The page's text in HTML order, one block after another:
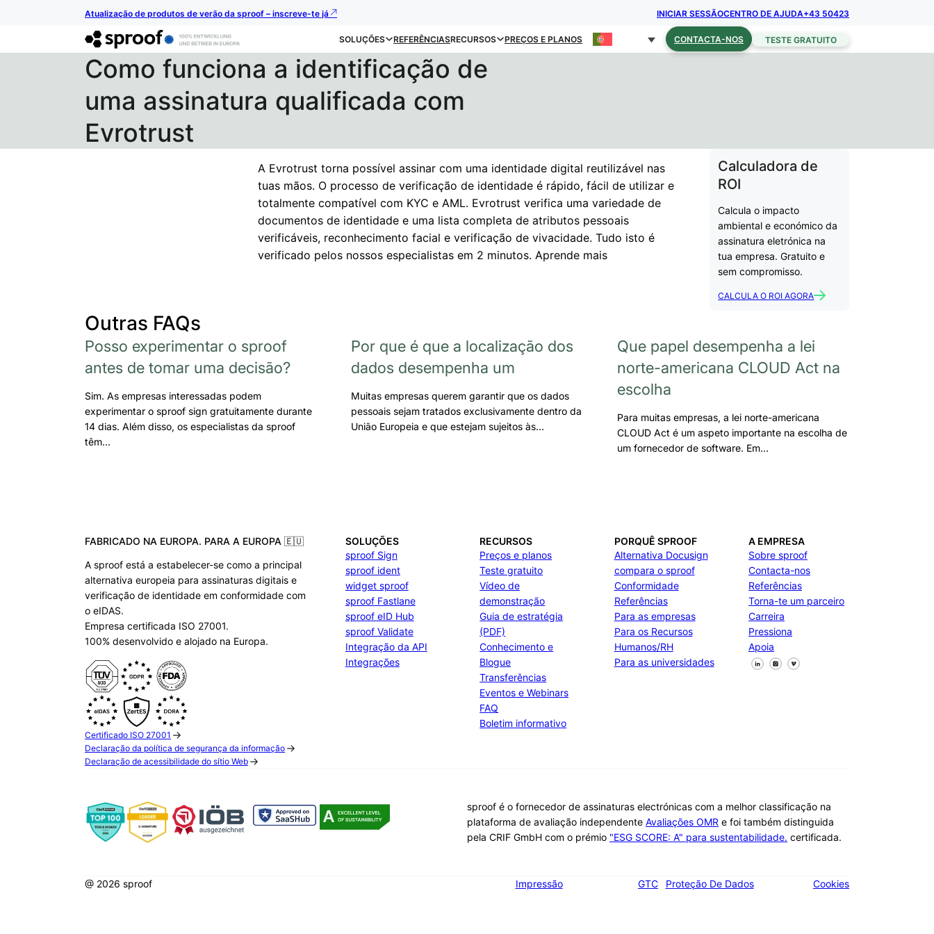
Atualização de produtos de verão da sproof – inscreve-te já INICIAR SESSÃOCENTRO DE AJUDA+43 50423
SOLUÇÕES REFERÊNCIASRECURSOS PREÇOS E PLANOS CONTACTA-NOS TESTE GRATUITO
Como funciona a identificação de
uma assinatura qualificada com
Evrotrust
A Evrotrust torna possível assinar com uma identidade digital reutilizável nas
tuas mãos. O processo de verificação de identidade é rápido, fácil de utilizar e
totalmente compatível com KYC e AML. Evrotrust verifica uma variedade de
documentos de identidade e uma lista completa de atributos pessoais
verificáveis, reconhecimento facial e verificação de vivacidade. Tudo isto é
verificado pelos nossos especialistas em 2 minutos. Aprende mais
Calculadora de
ROI
Calcula o impacto
ambiental e económico da
assinatura eletrónica na
tua empresa. Gratuito e
sem compromisso.
CALCULA O ROI AGORA
Outras FAQs
Posso experimentar o sproof
antes de tomar uma decisão?
Sim. As empresas interessadas podem
experimentar o sproof sign gratuitamente durante
14 dias. Além disso, os especialistas da sproof
têm…
Por que é que a localização dos
dados desempenha um
Muitas empresas querem garantir que os dados
pessoais sejam tratados exclusivamente dentro da
União Europeia e que estejam sujeitos às…
Que papel desempenha a lei
norte-americana CLOUD Act na
escolha
Para muitas empresas, a lei norte-americana
CLOUD Act é um aspeto importante na escolha de
um fornecedor de software. Em…
FABRICADO NA EUROPA. PARA A EUROPA 🇪🇺
A sproof está a estabelecer-se como a principal
alternativa europeia para assinaturas digitais e
verificação de identidade em conformidade com
o eIDAS.
Empresa certificada ISO 27001.
100% desenvolvido e alojado na Europa.
Certificado ISO 27001
Declaração da política de segurança da informação
Declaração de acessibilidade do sítio Web
SOLUÇÕES
sproof Sign
sproof ident
widget sproof
sproof Fastlane
sproof eID Hub
sproof Validate
Integração da API
Integrações
RECURSOS
Preços e planos
Teste gratuito
Vídeo de
demonstração
Guia de estratégia
(PDF)
Conhecimento e
Blogue
Transferências
Eventos e Webinars
FAQ
Boletim informativo
PORQUÊ SPROOF
Alternativa Docusign
compara o sproof
Conformidade
Referências
Para as empresas
Para os Recursos
Humanos/RH
Para as universidades
A EMPRESA
Sobre sproof
Contacta-nos
Referências
Torna-te um parceiro
Carreira
Pressiona
Apoia
Segue-nos no Facebook
Segue-nos no X
Segue-nos no LinkedIn
sproof é o fornecedor de assinaturas electrónicas com a melhor classificação na
plataforma de avaliação independente Avaliações OMR e foi também distinguida
pela CRIF GmbH com o prémio "ESG SCORE: A" para sustentabilidade. certificada.
@ 2026 sproof Impressão GTC Proteção De Dados Cookies